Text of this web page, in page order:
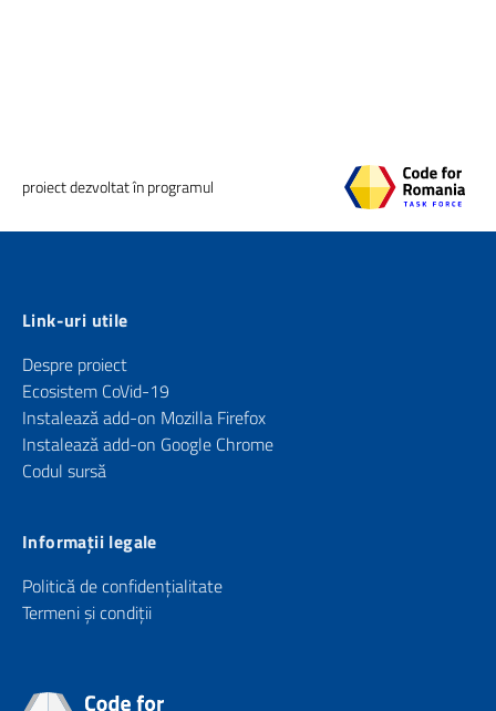
proiect dezvoltat în programul
Link-uri utile
Despre proiect
Ecosistem CoVid-19
Instalează add-on Mozilla Firefox
Instalează add-on Google Chrome
Codul sursă
Informații legale
Politică de confidențialitate
Termeni și condiții